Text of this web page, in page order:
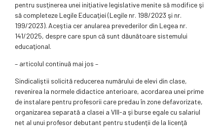
pentru susţinerea unei iniţiative legislative menite să modifice şi
să completeze Legile Educaţiei (Legile nr. 198/2023 şi nr.
199/2023). Aceştia cer anularea prevederilor din Legea nr.
141/2025, despre care spun că sunt dăunătoare sistemului
educaţional.
– articolul continuă mai jos –
Sindicaliştii solicită reducerea numărului de elevi din clase,
revenirea la normele didactice anterioare, acordarea unei prime
de instalare pentru profesorii care predau în zone defavorizate,
organizarea separată a clasei a VIII-a şi burse egale cu salariul
net al unui profesor debutant pentru studenţii de la licenţă